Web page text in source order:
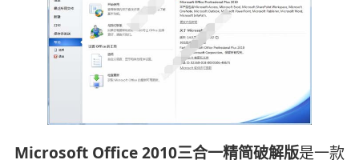
Microsoft Office 2010三合一精简破解版是一款